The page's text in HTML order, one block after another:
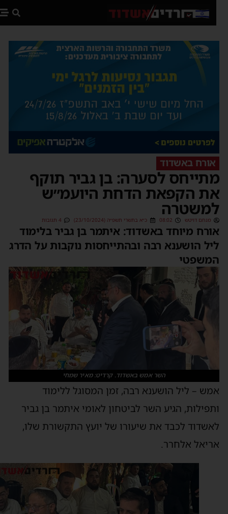
אורח באשדוד
לסערה: בן גביר תוקף
הקפאת הדחת היועמ״ש
מנחם דויטש 08:02 כ״א בתשרי תשפ״ה (23/10/2024)
מיוחד באשדוד: איתמר בן גביר בלימוד
הושענא רבה ובהתייחסות נוקבות על הדרג
השר אמש באשדוד. קרדיט: מאיר שמחי
– ליל הושענא רבה, זמן המסוגל ללימוד
הגיע השר לביטחון לאומי איתמר בן גביר
לכבד את שיעורו של יועץ התקשורת שלו,
אלחרר.